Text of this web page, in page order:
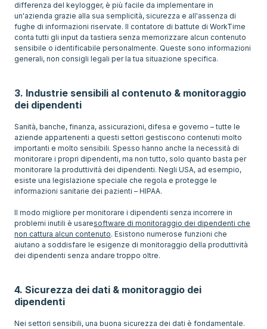
differenza del keylogger, è più facile da implementare in
un'azienda grazie alla sua semplicità, sicurezza e all'assenza di
fughe di informazioni riservate. Il contatore di battute di WorkTime
conta tutti gli input da tastiera senza memorizzare alcun contenuto
sensibile o identificabile personalmente. Queste sono informazioni
generali, non consigli legali per la tua situazione specifica.
3. Industrie sensibili al contenuto & monitoraggio
dei dipendenti
Sanità, banche, finanza, assicurazioni, difesa e governo – tutte le
aziende appartenenti a questi settori gestiscono contenuti molto
importanti e molto sensibili. Spesso hanno anche la necessità di
monitorare i propri dipendenti, ma non tutto, solo quanto basta per
monitorare la produttività dei dipendenti. Negli USA, ad esempio,
esiste una legislazione speciale che regola e protegge le
informazioni sanitarie dei pazienti – HIPAA.
Il modo migliore per monitorare i dipendenti senza incorrere in
problemi inutili è usaresoftware di monitoraggio dei dipendenti che
non cattura alcun contenuto. Esistono numerose funzioni che
aiutano a soddisfare le esigenze di monitoraggio della produttività
dei dipendenti senza andare troppo oltre.
4. Sicurezza dei dati & monitoraggio dei
dipendenti
Nei settori sensibili, una buona sicurezza dei dati è fondamentale.